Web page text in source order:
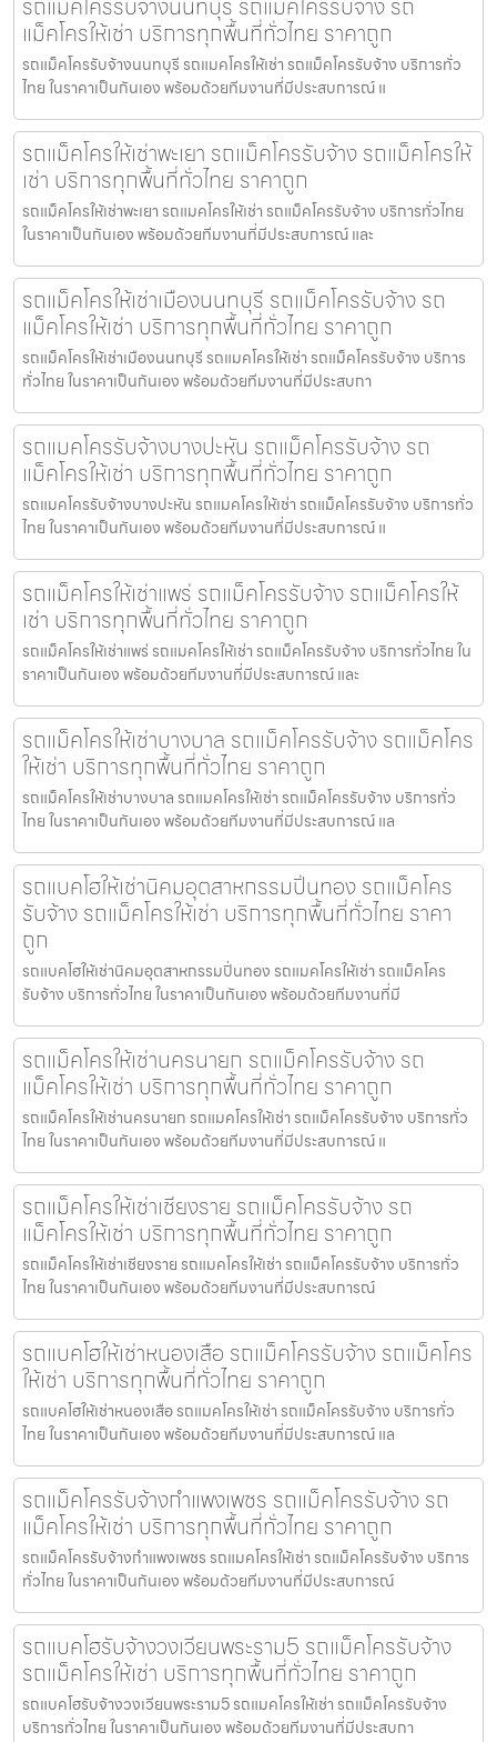
รถแม็คโครรับจ้างนนทบุรี รถแม็คโครรับจ้าง รถ
แม็คโครให้เช่า บริการทุกพื้นที่ทั่วไทย ราคาถูก
รถแม็คโครรับจ้างนนทบุรี รถแมคโครให้เช่า รถแม็คโครรับจ้าง บริการทั่ว
ไทย ในราคาเป็นกันเอง พร้อมด้วยทีมงานที่มีประสบการณ์ แ
รถแม็คโครให้เช่าพะเยา รถแม็คโครรับจ้าง รถแม็คโครให้
เช่า บริการทุกพื้นที่ทั่วไทย ราคาถูก
รถแม็คโครให้เช่าพะเยา รถแมคโครให้เช่า รถแม็คโครรับจ้าง บริการทั่วไทย
ในราคาเป็นกันเอง พร้อมด้วยทีมงานที่มีประสบการณ์ และ
รถแม็คโครให้เช่าเมืองนนทบุรี รถแม็คโครรับจ้าง รถ
แม็คโครให้เช่า บริการทุกพื้นที่ทั่วไทย ราคาถูก
รถแม็คโครให้เช่าเมืองนนทบุรี รถแมคโครให้เช่า รถแม็คโครรับจ้าง บริการ
ทั่วไทย ในราคาเป็นกันเอง พร้อมด้วยทีมงานที่มีประสบกา
รถแมคโครรับจ้างบางปะหัน รถแม็คโครรับจ้าง รถ
แม็คโครให้เช่า บริการทุกพื้นที่ทั่วไทย ราคาถูก
รถแมคโครรับจ้างบางปะหัน รถแมคโครให้เช่า รถแม็คโครรับจ้าง บริการทั่ว
ไทย ในราคาเป็นกันเอง พร้อมด้วยทีมงานที่มีประสบการณ์ แ
รถแม็คโครให้เช่าแพร่ รถแม็คโครรับจ้าง รถแม็คโครให้
เช่า บริการทุกพื้นที่ทั่วไทย ราคาถูก
รถแม็คโครให้เช่าแพร่ รถแมคโครให้เช่า รถแม็คโครรับจ้าง บริการทั่วไทย ใน
ราคาเป็นกันเอง พร้อมด้วยทีมงานที่มีประสบการณ์ และ
รถแม็คโครให้เช่าบางบาล รถแม็คโครรับจ้าง รถแม็คโคร
ให้เช่า บริการทุกพื้นที่ทั่วไทย ราคาถูก
รถแม็คโครให้เช่าบางบาล รถแมคโครให้เช่า รถแม็คโครรับจ้าง บริการทั่ว
ไทย ในราคาเป็นกันเอง พร้อมด้วยทีมงานที่มีประสบการณ์ แล
รถแบคโฮให้เช่านิคมอุตสาหกรรมปิ่นทอง รถแม็คโคร
รับจ้าง รถแม็คโครให้เช่า บริการทุกพื้นที่ทั่วไทย ราคา
ถูก
รถแบคโฮให้เช่านิคมอุตสาหกรรมปิ่นทอง รถแมคโครให้เช่า รถแม็คโคร
รับจ้าง บริการทั่วไทย ในราคาเป็นกันเอง พร้อมด้วยทีมงานที่มี
รถแม็คโครให้เช่านครนายก รถแม็คโครรับจ้าง รถ
แม็คโครให้เช่า บริการทุกพื้นที่ทั่วไทย ราคาถูก
รถแม็คโครให้เช่านครนายก รถแมคโครให้เช่า รถแม็คโครรับจ้าง บริการทั่ว
ไทย ในราคาเป็นกันเอง พร้อมด้วยทีมงานที่มีประสบการณ์ แ
รถแม็คโครให้เช่าเชียงราย รถแม็คโครรับจ้าง รถ
แม็คโครให้เช่า บริการทุกพื้นที่ทั่วไทย ราคาถูก
รถแม็คโครให้เช่าเชียงราย รถแมคโครให้เช่า รถแม็คโครรับจ้าง บริการทั่ว
ไทย ในราคาเป็นกันเอง พร้อมด้วยทีมงานที่มีประสบการณ์
รถแบคโฮให้เช่าหนองเสือ รถแม็คโครรับจ้าง รถแม็คโคร
ให้เช่า บริการทุกพื้นที่ทั่วไทย ราคาถูก
รถแบคโฮให้เช่าหนองเสือ รถแมคโครให้เช่า รถแม็คโครรับจ้าง บริการทั่ว
ไทย ในราคาเป็นกันเอง พร้อมด้วยทีมงานที่มีประสบการณ์ แล
รถแม็คโครรับจ้างกำแพงเพชร รถแม็คโครรับจ้าง รถ
แม็คโครให้เช่า บริการทุกพื้นที่ทั่วไทย ราคาถูก
รถแม็คโครรับจ้างกำแพงเพชร รถแมคโครให้เช่า รถแม็คโครรับจ้าง บริการ
ทั่วไทย ในราคาเป็นกันเอง พร้อมด้วยทีมงานที่มีประสบการณ์
รถแบคโฮรับจ้างวงเวียนพระราม5 รถแม็คโครรับจ้าง
รถแม็คโครให้เช่า บริการทุกพื้นที่ทั่วไทย ราคาถูก
รถแบคโฮรับจ้างวงเวียนพระราม5 รถแมคโครให้เช่า รถแม็คโครรับจ้าง
บริการทั่วไทย ในราคาเป็นกันเอง พร้อมด้วยทีมงานที่มีประสบกา